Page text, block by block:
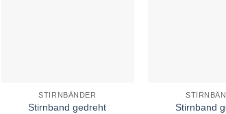
STIRNBÄNDER
Stirnband gedreht
Stirnband